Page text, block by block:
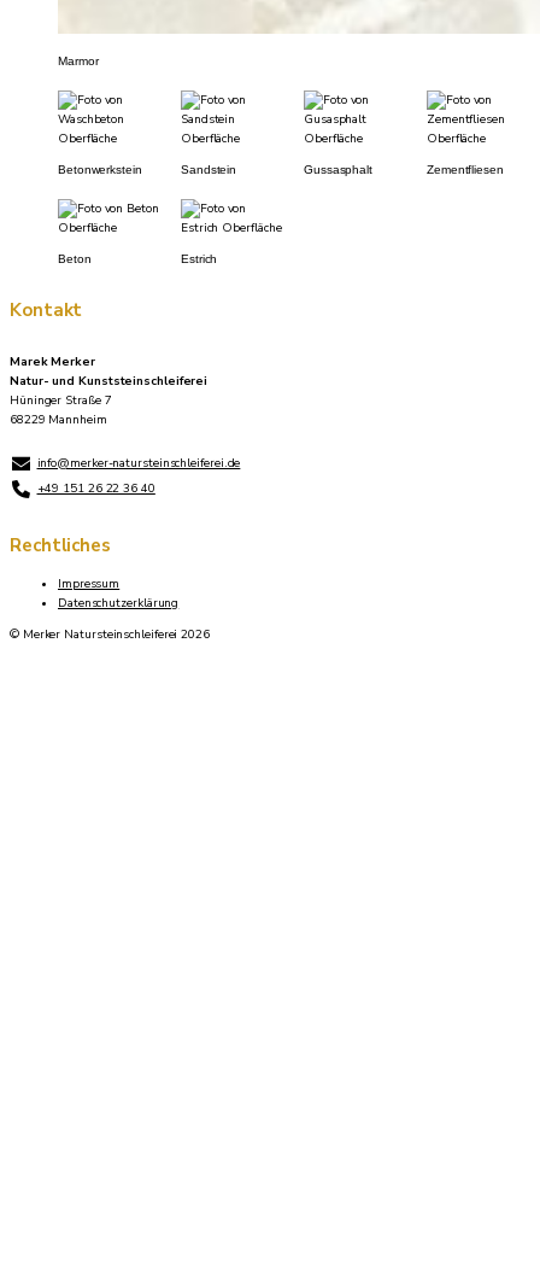
Marmor
Betonwerkstein Sandstein Gussasphalt Zementfliesen
Beton Estrich
Kontakt
Marek Merker
Natur- und Kunststeinschleiferei
Hüninger Straße 7
68229 Mannheim
info@merker-natursteinschleiferei.de
+49 151 26 22 36 40
Rechtliches
Impressum
Datenschutzerklärung
© Merker Natursteinschleiferei 2026